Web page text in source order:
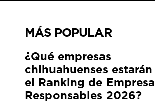
MÁS POPULAR
¿Qué empresas
chihuahuenses
el Ranking de
Responsables 2026?